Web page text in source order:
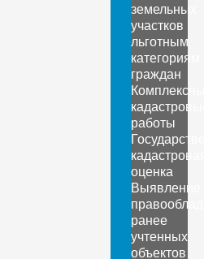
земельных
участков
льготным
категориям
граждан
работы
оценка
Выявление
ранее
учтенных
объектов